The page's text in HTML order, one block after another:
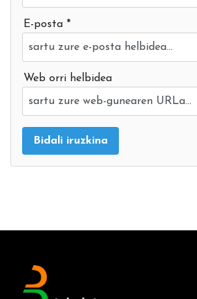
E-posta *
Web orri helbidea